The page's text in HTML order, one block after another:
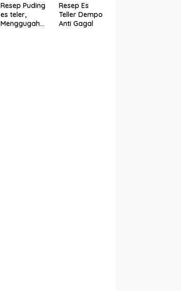
Resep Puding
es teler,
Menggugah
Resep Es
Teller Dempo
Anti Gagal